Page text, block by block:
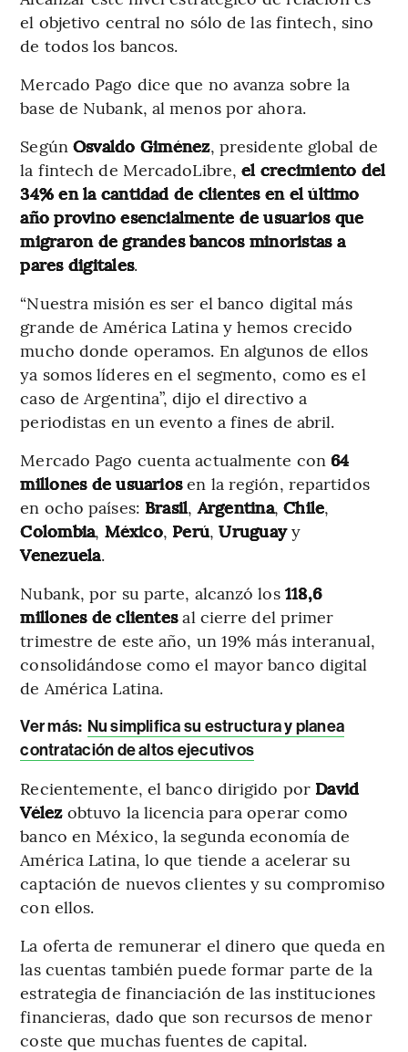
el objetivo central no sólo de las fintech, sino
de todos los bancos.
Mercado Pago dice que no avanza sobre la
base de Nubank, al menos por ahora.
Según Osvaldo Giménez, presidente global de
la fintech de MercadoLibre,el crecimiento del
34% en la cantidad de clientes en el último
año provino esencialmente de usuarios que
migraron de grandes bancos minoristas a
pares digitales.
“Nuestra misión es ser el banco digital más
grande de América Latina y hemos crecido
mucho donde operamos. En algunos de ellos
ya somos líderes en el segmento, como es el
caso de Argentina”, dijo el directivo a
periodistas en un evento a fines de abril.
Mercado Pago cuenta actualmente con 64
millones de usuariosen la región, repartidos
en ocho países: Brasil,Argentina,Chile,
Colombia, México, Perú,Uruguayy
Venezuela.
Nubank, por su parte, alcanzó los 118,6
millones de clientesal cierre del primer
trimestre de este año, un 19% más interanual,
consolidándose como el mayor banco digital
de América Latina.
Ver más: Nu simplifica su estructura y planea
contratación de altos ejecutivos
Recientemente, el banco dirigido por David
Vélez obtuvo la licencia para operar como
banco en México, la segunda economía de
América Latina, lo que tiende a acelerar su
captación de nuevos clientes y su compromiso
con ellos.
La oferta de remunerar el dinero que queda en
las cuentas también puede formar parte de la
estrategia de financiación de las instituciones
financieras, dado que son recursos de menor
coste que muchas fuentes de capital.